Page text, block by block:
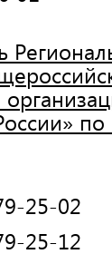
по
25-02
25-12